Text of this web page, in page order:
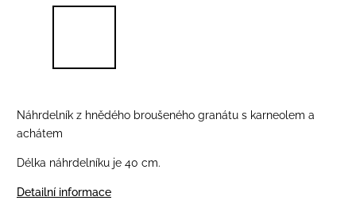
Náhrdelník z hnědého broušeného granátu s karneolem a
achátem
Délka náhrdelníku je 40 cm.
Detailní informace